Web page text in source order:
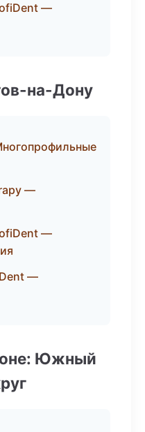
—
на-Дону
—
—
—
Южный